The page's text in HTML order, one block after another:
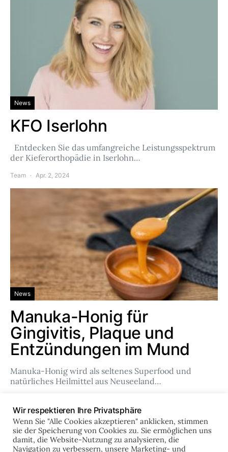
News
KFO Iserlohn
Entdecken Sie das umfangreiche Leistungsspektrum
der Kieferorthopädie in Iserlohn…
Team Apr. 2, 2024
News
Manuka-Honig für
Gingivitis, Plaque und
Entzündungen im Mund
Manuka-Honig wird als seltenes Superfood und
natürliches Heilmittel aus Neuseeland…
Wir respektieren Ihre Privatsphäre
Wenn Sie "Alle Cookies akzeptieren" anklicken, stimmen
sie der Speicherung von Cookies zu. Sie ermöglichen uns
damit, die Website-Nutzung zu analysieren, die
Navigation zu verbessern, unsere Marketing- und